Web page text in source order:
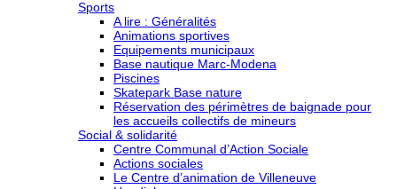
Sports
A lire : Généralités
Animations sportives
Equipements municipaux
Base nautique Marc-Modena
Piscines
Skatepark Base nature
Réservation des périmètres de baignade pour
les accueils collectifs de mineurs
Social & solidarité
Centre Communal d’Action Sociale
Actions sociales
Le Centre d’animation de Villeneuve